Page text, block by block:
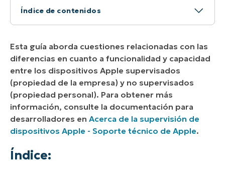
Índice de contenidos
Índice:
Descripción general:
Capacidades de los dispositivos supervisados:
Comportamiento:
Documentación relacionada:
Esta guía aborda cuestiones relacionadas con las
diferencias en cuanto a funcionalidad y capacidad
entre los dispositivos Apple supervisados
(propiedad de la empresa) y no supervisados
(propiedad personal). Para obtener más
información, consulte la documentación para
desarrolladores en Acerca de la supervisión de
dispositivos Apple - Soporte técnico de Apple.
Índice: